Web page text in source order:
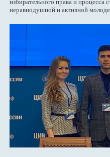
избирательного права и
неравнодушной и активной